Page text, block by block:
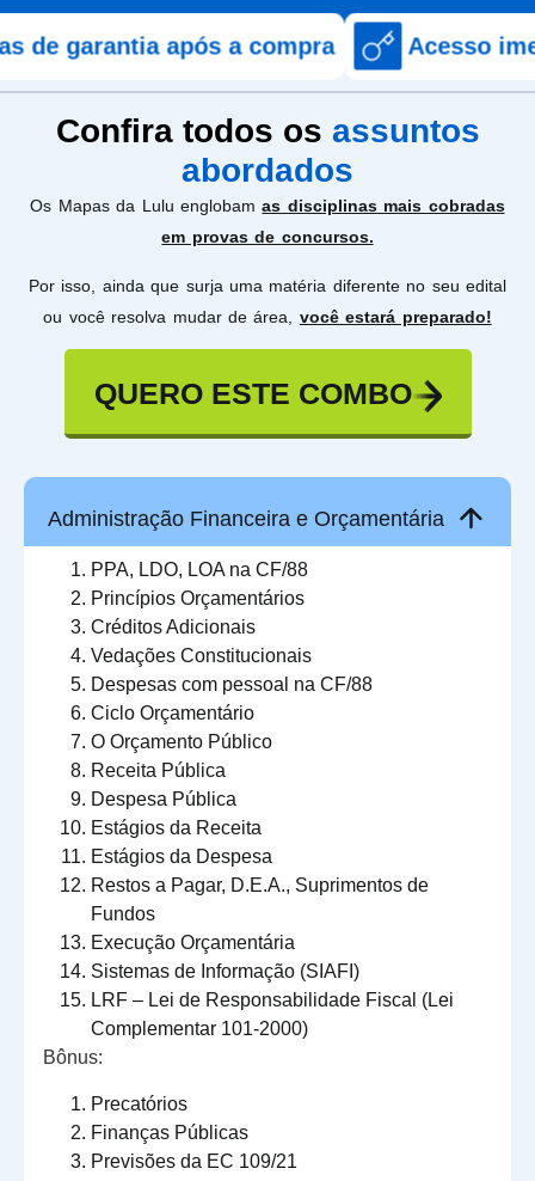
após a compra Acesso imediato
Confira todos os assuntos
abordados
Os Mapas da Lulu englobamas disciplinas mais cobradas
em provas de concursos.
Por isso, ainda que surja uma matéria diferente no seu edital
ou você resolva mudar de área, você estará preparado!
QUERO ESTE COMBO
Administração Financeira e Orçamentária
PPA, LDO, LOA na CF/88
Princípios Orçamentários
Créditos Adicionais
Vedações Constitucionais
Despesas com pessoal na CF/88
Ciclo Orçamentário
O Orçamento Público
Receita Pública
Despesa Pública
Estágios da Receita
Estágios da Despesa
Restos a Pagar, D.E.A., Suprimentos de
Fundos
Execução Orçamentária
Sistemas de Informação (SIAFI)
LRF – Lei de Responsabilidade Fiscal (Lei
Complementar 101-2000)
Bônus:
Precatórios
Finanças Públicas
Previsões da EC 109/21